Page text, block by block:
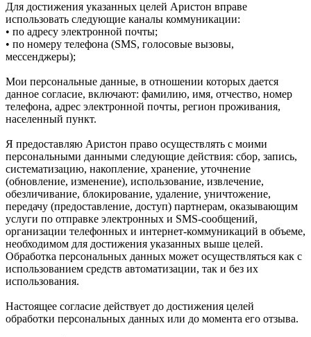
Для достижения указанных целей Аристон вправе
использовать следующие каналы коммуникации:
• по адресу электронной почты;
• по номеру телефона (SMS, голосовые вызовы,
мессенджеры);
Мои персональные данные, в отношении которых дается
данное согласие, включают: фамилию, имя, отчество, номер
телефона, адрес электронной почты, регион проживания,
населенный пункт.
Я предоставляю Аристон право осуществлять с моими
персональными данными следующие действия: сбор, запись,
систематизацию, накопление, хранение, уточнение
(обновление, изменение), использование, извлечение,
обезличивание, блокирование, удаление, уничтожение,
передачу (предоставление, доступ) партнерам, оказывающим
услуги по отправке электронных и SMS‑сообщений,
организации телефонных и интернет‑коммуникаций в объеме,
необходимом для достижения указанных выше целей.
Обработка персональных данных может осуществляться как с
использованием средств автоматизации, так и без их
использования.
Настоящее согласие действует до достижения целей
обработки персональных данных или до момента его отзыва.